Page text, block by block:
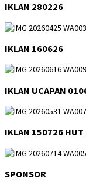
IKLAN 280226
IKLAN 160626
IKLAN UCAPAN
IKLAN 150726
SPONSOR